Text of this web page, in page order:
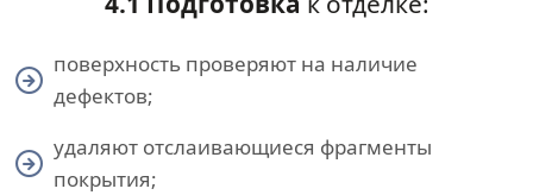
поверхность проверяют на наличие
дефектов;
удаляют отслаивающиеся фрагменты
покрытия;